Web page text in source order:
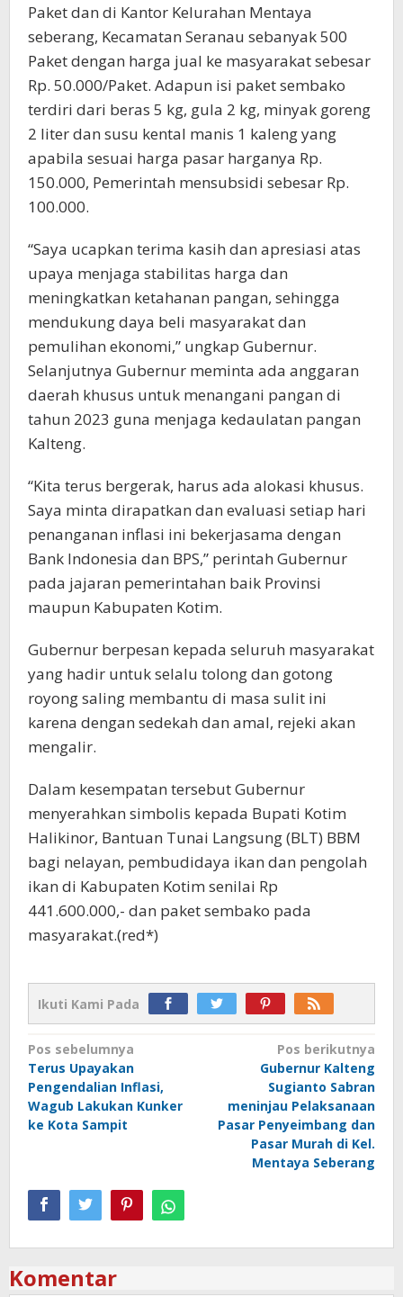
Paket dan di Kantor Kelurahan Mentaya
seberang, Kecamatan Seranau sebanyak 500
Paket dengan harga jual ke masyarakat sebesar
Rp. 50.000/Paket. Adapun isi paket sembako
terdiri dari beras 5 kg, gula 2 kg, minyak goreng
2 liter dan susu kental manis 1 kaleng yang
apabila sesuai harga pasar harganya Rp.
150.000, Pemerintah mensubsidi sebesar Rp.
100.000.
“Saya ucapkan terima kasih dan apresiasi atas
upaya menjaga stabilitas harga dan
meningkatkan ketahanan pangan, sehingga
mendukung daya beli masyarakat dan
pemulihan ekonomi,” ungkap Gubernur.
Selanjutnya Gubernur meminta ada anggaran
daerah khusus untuk menangani pangan di
tahun 2023 guna menjaga kedaulatan pangan
Kalteng.
“Kita terus bergerak, harus ada alokasi khusus.
Saya minta dirapatkan dan evaluasi setiap hari
penanganan inflasi ini bekerjasama dengan
Bank Indonesia dan BPS,” perintah Gubernur
pada jajaran pemerintahan baik Provinsi
maupun Kabupaten Kotim.
Gubernur berpesan kepada seluruh masyarakat
yang hadir untuk selalu tolong dan gotong
royong saling membantu di masa sulit ini
karena dengan sedekah dan amal, rejeki akan
mengalir.
Dalam kesempatan tersebut Gubernur
menyerahkan simbolis kepada Bupati Kotim
Halikinor, Bantuan Tunai Langsung (BLT) BBM
bagi nelayan, pembudidaya ikan dan pengolah
ikan di Kabupaten Kotim senilai Rp
441.600.000,- dan paket sembako pada
masyarakat.(red*)
Ikuti Kami Pada
Navigasi
pos
Pos sebelumnya
Terus Upayakan
Pengendalian Inflasi,
Wagub Lakukan Kunker
ke Kota Sampit
Pos berikutnya
Gubernur Kalteng
Sugianto Sabran
meninjau Pelaksanaan
Pasar Penyeimbang dan
Pasar Murah di Kel.
Mentaya Seberang
Komentar